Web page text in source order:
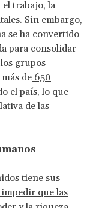
trabajo, la
Sin embargo,
se ha convertido
para consolidar
grupos
de 650
el país, lo que
de las
tiene sus
que las